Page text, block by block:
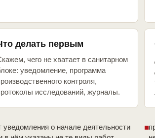
делать первым
чего не хватает в санитарном
уведомление, программа
контроля,
исследований, журналы.
уведомления о начале деятельности